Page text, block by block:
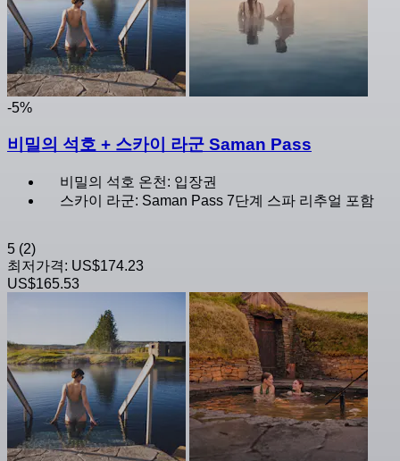
-5%
비밀의 석호 + 스카이 라군 Saman Pass
비밀의 석호 온천: 입장권
스카이 라군: Saman Pass 7단계 스파 리추얼 포함
5 (2)
최저가격: US$174.23
US$165.53